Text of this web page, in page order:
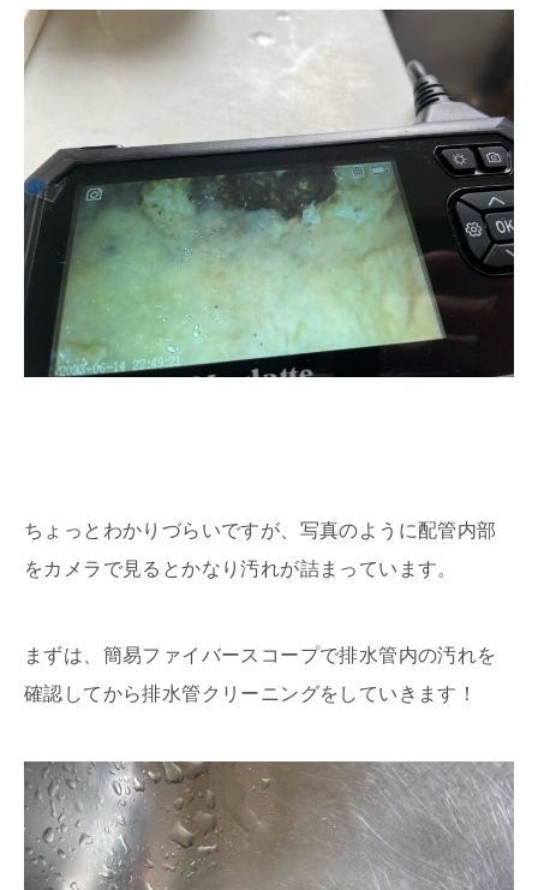
ちょっとわかりづらいですが、写真のように配管内部
をカメラで見るとかなり汚れが詰まっています。
まずは、簡易ファイバースコープで排水管内の汚れを
確認してから排水管クリーニングをしていきます！